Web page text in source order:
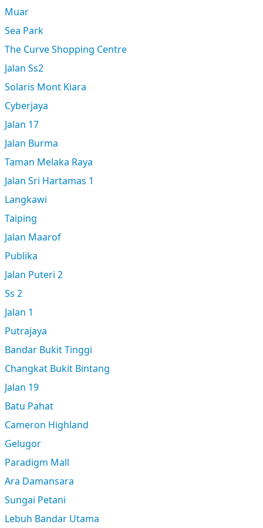
Muar
Sea Park
The Curve Shopping Centre
Jalan Ss2
Solaris Mont Kiara
Cyberjaya
Jalan 17
Jalan Burma
Taman Melaka Raya
Jalan Sri Hartamas 1
Langkawi
Taiping
Jalan Maarof
Publika
Jalan Puteri 2
Ss 2
Jalan 1
Putrajaya
Bandar Bukit Tinggi
Changkat Bukit Bintang
Jalan 19
Batu Pahat
Cameron Highland
Gelugor
Paradigm Mall
Ara Damansara
Sungai Petani
Lebuh Bandar Utama